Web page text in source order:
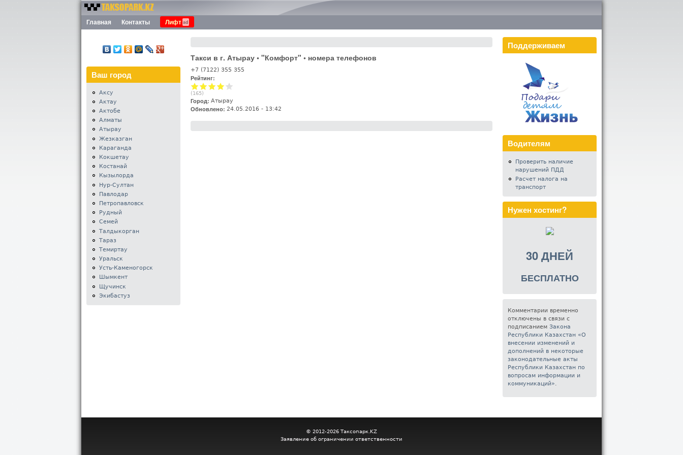
Перейти к основному
содержанию
Номера
такси
Казахстана -
Таксопарк.KZ
Меню
Главная Контакты Лифт
Такси в г. Атырау • "Комфорт" • номера телефонов
+7 (7122) 355 355
Рейтинг:
(165)
Город: Атырау
Обновлено: 24.05.2016 - 13:42
Ваш город
Аксу
Актау
Актобе
Алматы
Атырау
Жезказган
Караганда
Кокшетау
Костанай
Кызылорда
Нур-Султан
Павлодар
Петропавловск
Рудный
Семей
Талдыкорган
Тараз
Темиртау
Уральск
Усть-Каменогорск
Шымкент
Щучинск
Экибастуз
Поддерживаем
Водителям
Проверить наличие
нарушений ПДД
Расчет налога на
транспорт
Нужен хостинг?
30 ДНЕЙ
БЕСПЛАТНО
Комментарии временно
отключены в связи с
подписаниемЗакона
Республики Казахстан «О
внесении изменений и
дополнений в некоторые
законодательные акты
Республики Казахстан по
вопросам информации и
коммуникаций»
© 2012-2026 Таксопарк.KZ
Заявление об ограничении ответственности